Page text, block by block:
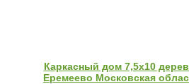
Каркасный дом 7,5х10
Еремеево Московская